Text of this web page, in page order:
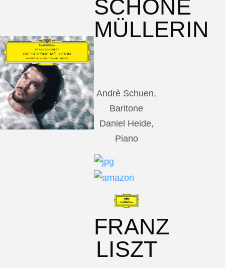
SCHÖNE
MÜLLERIN
Andrè Schuen,
Baritone
Daniel Heide,
Piano
FRANZ
LISZT